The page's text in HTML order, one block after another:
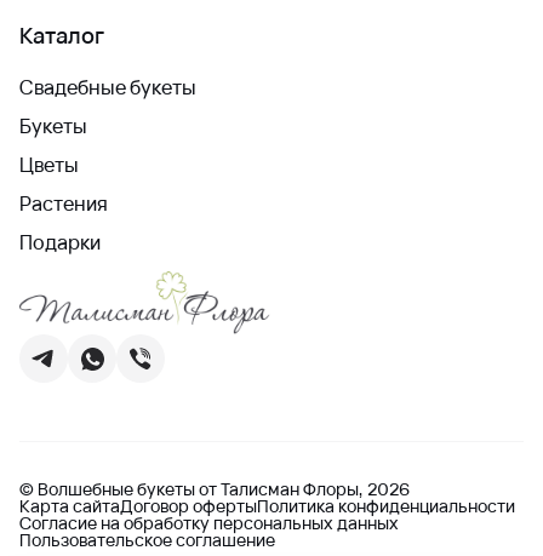
Каталог
Свадебные букеты
Букеты
Цветы
Растения
Подарки
© Волшебные букеты от Талисман Флоры, 2026
Карта сайтаДоговор офертыПолитика конфиденциальности
Согласие на обработку персональных данных
Пользовательское соглашение